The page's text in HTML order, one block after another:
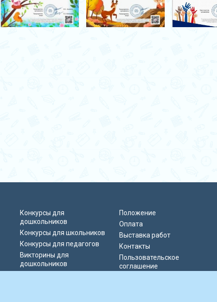
Конкурсы для
дошкольников
Конкурсы для школьников
Конкурсы для педагогов
Викторины для
дошкольников
Положение
Оплата
Выставка работ
Контакты
Пользовательское
соглашение